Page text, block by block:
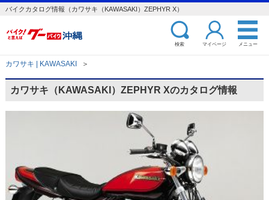
バイクカタログ情報（カワサキ（KAWASAKI）ZEPHYR X）
検索 マイページ メニュー
カワサキ | KAWASAKI ＞
カワサキ（KAWASAKI）ZEPHYR Xのカタログ情報